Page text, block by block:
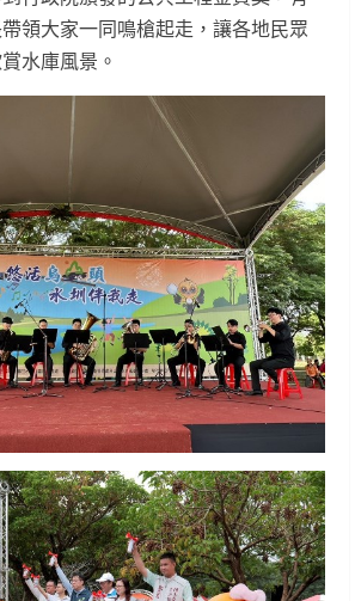
領大家一同鳴槍起走，讓各地民眾
水庫風景。